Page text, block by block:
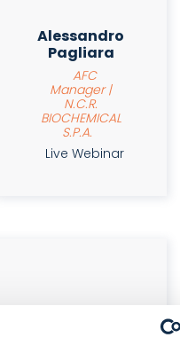
Alessandro
Pagliara
AFC
Manager |
N.C.R.
BIOCHEMICAL
S.P.A.
Live Webinar
Aderenza alla